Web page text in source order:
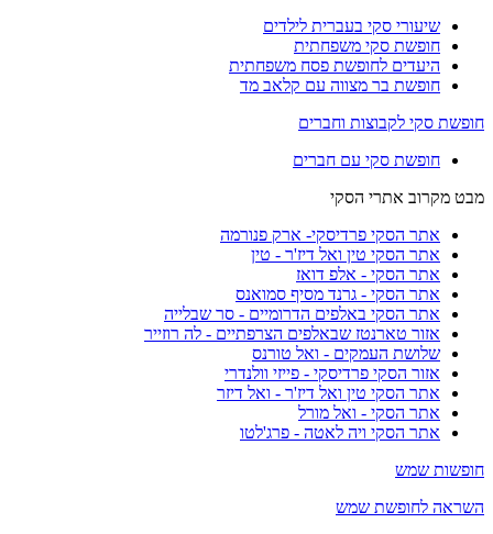
שיעורי סקי בעברית לילדים
חופשת סקי משפחתית
היעדים לחופשת פסח משפחתית
חופשת בר מצווה עם קלאב מד
חופשת סקי לקבוצות וחברים
חופשת סקי עם חברים
מבט מקרוב אתרי הסקי
אתר הסקי פרדיסקי- ארק פנורמה
אתר הסקי טין ואל דיז'ר - טין
אתר הסקי - אלפ דואז
אתר הסקי - גרנד מסיף סמואנס
אתר הסקי באלפים הדרומיים - סר שבלייה
אזור טארנטז שבאלפים הצרפתיים - לה רוזייר
שלושת העמקים - ואל טורנס
אזור הסקי פרדיסקי - פייזי וולנדרי
אתר הסקי טין ואל דיז'ר - ואל דיזר
אתר הסקי - ואל מורל
אתר הסקי ויה לאטה - פרג'לטו
חופשות שמש
השראה לחופשת שמש